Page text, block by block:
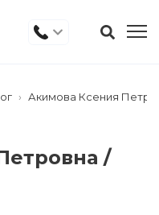
Акимова Ксения
/